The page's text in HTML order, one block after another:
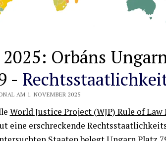
Orbáns
-
AM 1. NOVEMBER 2025
World Justice Project (WJP) Rule of Law
eine erschreckende